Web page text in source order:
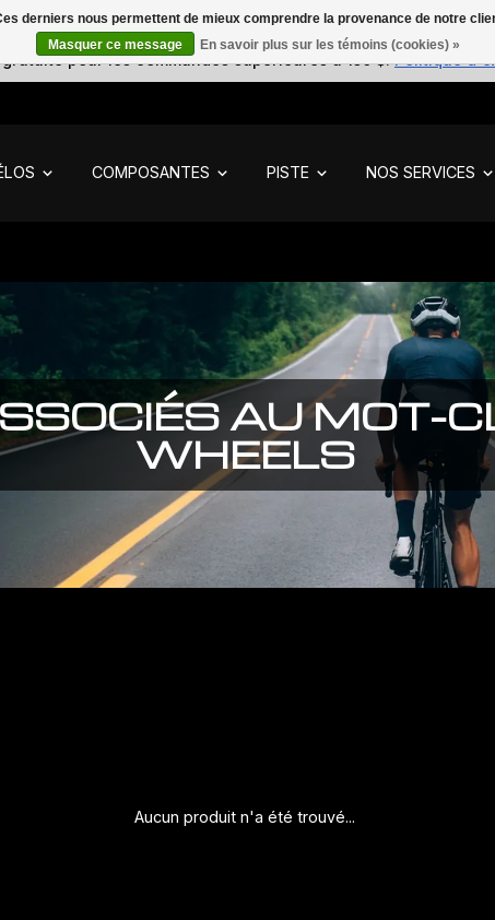
pour les commandes supérieures à 150 $.Politique
COMPOSANTES PISTE NOS SERVICES
AU MOT-
WHEELS
Aucun produit n'a été trouvé...
derniers nous permettent de mieux comprendre la provenance de notre
Masquer ce message
En savoir plus sur les témoins (cookies) »